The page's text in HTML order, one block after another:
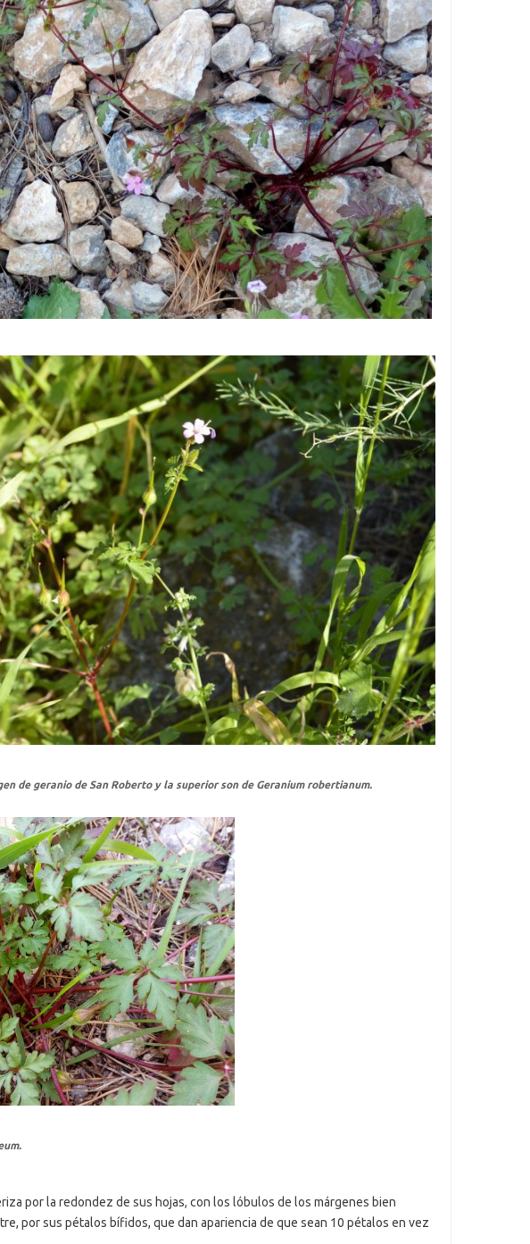
de geranio de San Roberto y la superior son de Geranium robertianum.
.
por la redondez de sus hojas, con los lóbulos de los márgenes bien
por sus pétalos bífidos, que dan apariencia de que sean 10 pétalos en vez